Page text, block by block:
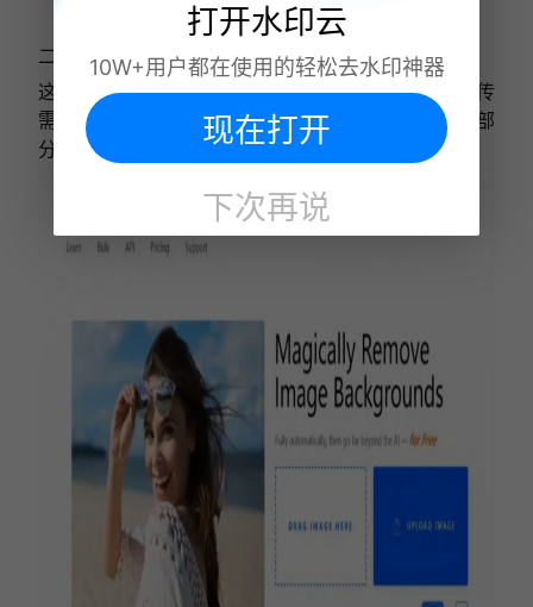
二、 Clipping Magic
这是一款图像处理工具，也拥有抠图功能。只需要上传
需要抠图的图片，使用抠图工具在图像中圈出保留的部
分和去除的部分，就能自动识别并完成抠图。
打开水印云
10W+用户都在使用的轻松去水印神器
现在打开
下次再说